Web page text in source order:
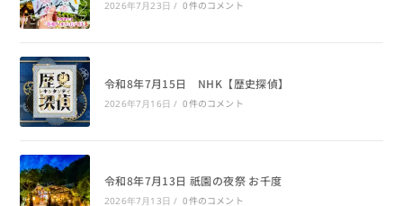
2026年7月23日 / 0件のコメント
令和8年7月15日 NHK【歴史探偵】
2026年7月16日 / 0件のコメント
令和8年7月13日 祇園の夜祭 お千度
2026年7月13日 / 0件のコメント